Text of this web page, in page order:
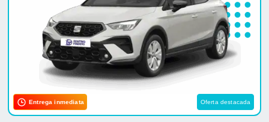
Entrega inmediata Oferta destacada